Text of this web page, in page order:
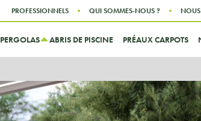
Aller au menu
Aller au contenu
PROFESSIONNELS QUI SOMMES-NOUS ?
PERGOLAS ABRIS DE PISCINE PRÉAUX CARPOTS